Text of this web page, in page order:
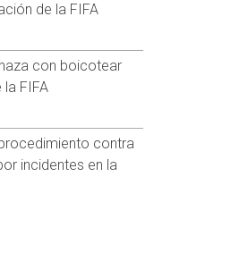
de la FIFA
con boicotear
FIFA
contra
incidentes en la